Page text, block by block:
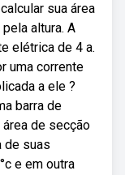
sua área
altura. A
elétrica de 4 a.
uma corrente
a ele ?
barra de
de secção
de suas
e em outra